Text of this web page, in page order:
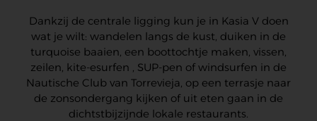
Dankzij de centrale ligging kun je in Kasia V doen
wat je wilt: wandelen langs de kust, duiken in de
turquoise baaien, een boottochtje maken, vissen,
zeilen, kite-esurfen , SUP-pen of windsurfen in de
Nautische Club van Torrevieja, op een terrasje naar
de zonsondergang kijken of uit eten gaan in de
dichtstbijzijnde lokale restaurants.